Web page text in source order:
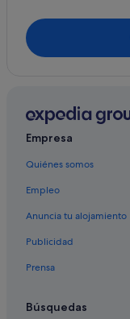
Empresa
Quiénes somos
Empleo
Anuncia tu alojamiento
Publicidad
Prensa
Búsquedas